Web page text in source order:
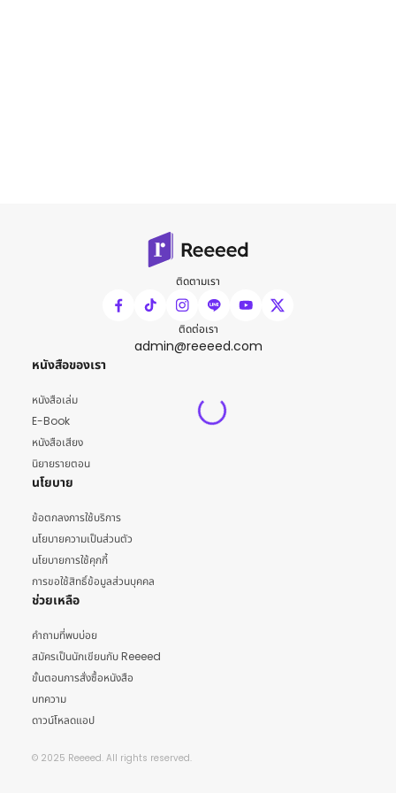
ติดตามเรา
ติดต่อเรา
admin@reeeed.com
หนังสือของเรา
หนังสือเล่ม
E-Book
หนังสือเสียง
นิยายรายตอน
นโยบาย
ข้อตกลงการใช้บริการ
นโยบายความเป็นส่วนตัว
นโยบายการใช้คุกกี้
การขอใช้สิทธิ์ข้อมูลส่วนบุคคล
ช่วยเหลือ
คำถามที่พบบ่อย
สมัครเป็นนักเขียนกับ Reeeed
ขั้นตอนการสั่งซื้อหนังสือ
บทความ
ดาวน์โหลดแอป
© 2025 Reeeed. All rights reserved.